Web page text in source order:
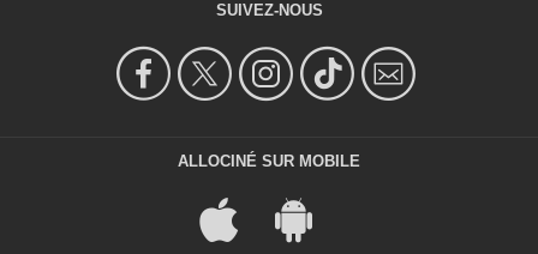
SUIVEZ-NOUS
ALLOCINÉ SUR MOBILE